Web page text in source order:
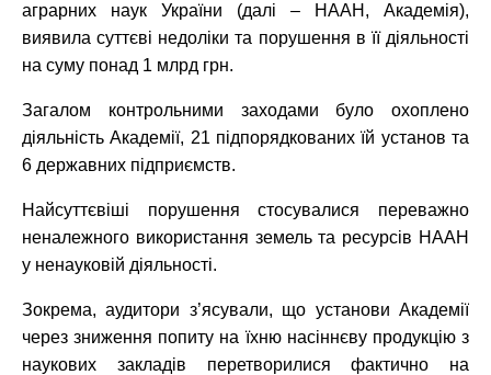
аграрних наук України (далі – НААН, Академія),
виявила суттєві недоліки та порушення в її діяльності
на суму понад 1 млрд грн.
Загалом контрольними заходами було охоплено
діяльність Академії, 21 підпорядкованих їй установ та
6 державних підприємств.
Найсуттєвіші порушення стосувалися переважно
неналежного використання земель та ресурсів НААН
у ненауковій діяльності.
Зокрема, аудитори з’ясували, що установи Академії
через зниження попиту на їхню насіннєву продукцію з
наукових закладів перетворилися фактично на